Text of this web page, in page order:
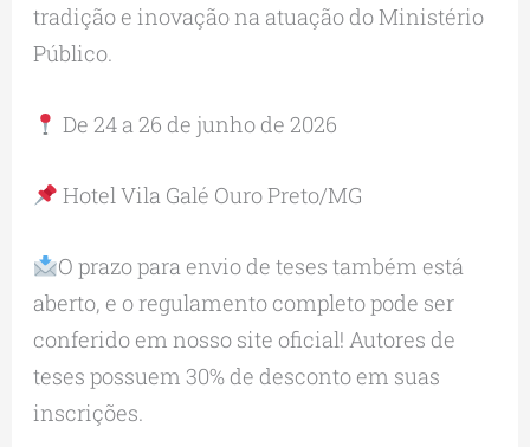
tradição e inovação na atuação do Ministério
Público.
De 24 a 26 de junho de 2026
Hotel Vila Galé Ouro Preto/MG
O prazo para envio de teses também está
aberto, e o regulamento completo pode ser
conferido em nosso site oficial! Autores de
teses possuem 30% de desconto em suas
inscrições.